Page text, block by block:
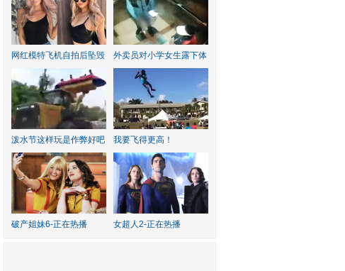
网红模特飞机自拍后坠毁 外卖员对小学女生露下体
泼水节这样玩是作弊好吧 我要飞得更高！
破产姐妹6-正在热播 女超人2-正在热播